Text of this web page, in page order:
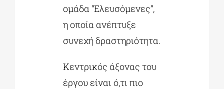
ομάδα “Ελευσόμενες”,
η οποία ανέπτυξε
συνεχή δραστηριότητα.
Κεντρικός άξονας του
έργου είναι ό,τι πιο